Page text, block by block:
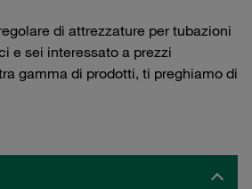
di attrezzature per tubazioni
e sei interessato a prezzi
gamma di prodotti, ti preghiamo di